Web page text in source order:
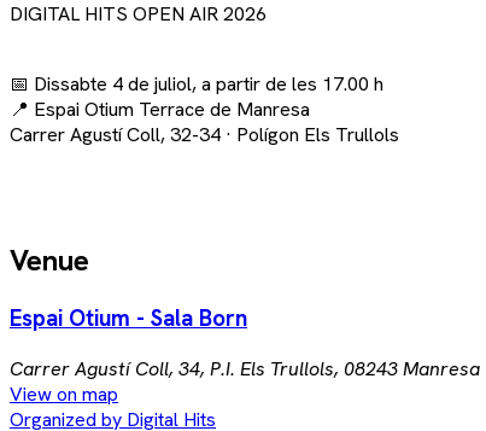
DIGITAL HITS OPEN AIR 2026
📅 Dissabte 4 de juliol, a partir de les 17.00 h
📍 Espai Otium Terrace de Manresa
Carrer Agustí Coll, 32-34 · Polígon Els Trullols
Venue
Espai Otium - Sala Born
Carrer Agustí Coll, 34, P.I. Els Trullols, 08243
View on map
Organized by Digital Hits